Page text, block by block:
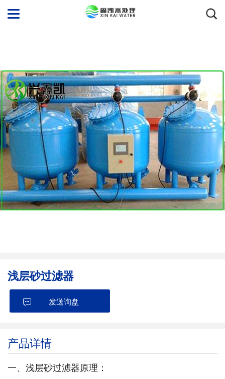
浅层砂过滤器
发送询盘
产品详情
一、浅层砂过滤器原理：